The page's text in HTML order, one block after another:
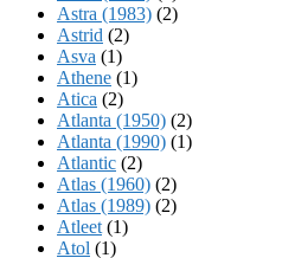
Astra (1983) (2)
Astrid (2)
Asva (1)
Athene (1)
Atica (2)
Atlanta (1950) (2)
Atlanta (1990) (1)
Atlantic (2)
Atlas (1960) (2)
Atlas (1989) (2)
Atleet (1)
Atol (1)